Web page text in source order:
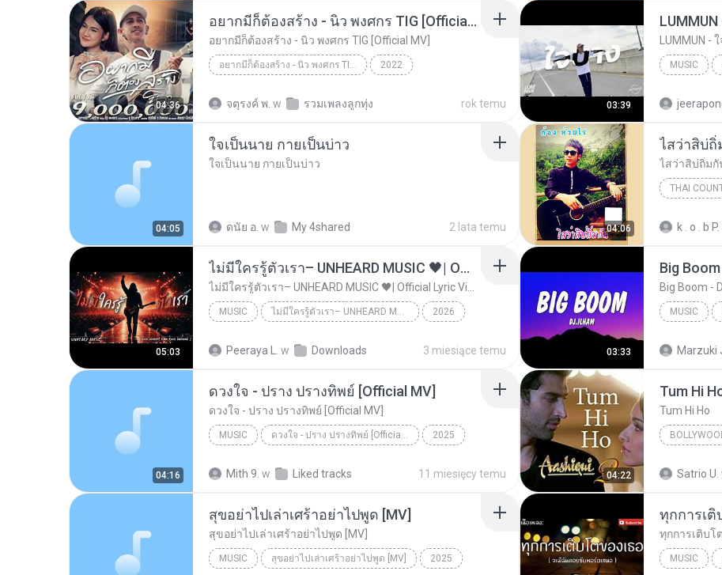
04:36
อยากมีก็ต้องสร้าง - นิว พงศกร TIG [Official MV]
อยากมีก็ต้องสร้าง - นิว พงศกร TIG [Official MV]
อยากมีก็ต้องสร้าง - นิว พงศกร TIG [OFFICIAL MV] 2022
จตุรงค์ พ. w รวมเพลงลูกทุ่ง rok temu 03:39
MUSIC
04:05
ใจเป็นนาย กายเป็นบ่าว
ใจเป็นนาย กายเป็นบ่าว
ดนัย อ. w My 4shared 2 lata temu 04:06
ไสว่าสิบ่
ไสว่าสิบ่ถิ่มกั
THAI
k . o . b P.
05:03
ไม่มีใครรู้ตัวเรา– UNHEARD MUSIC 🖤| Official Lyric Video | เพลงสู้ชีวิต
MUSIC ไม่มีใครรู้ตัวเรา– UNHEARD MUSIC 🖤| Official Lyric Video | เพลงสู้ชีวิต 2026
Peeraya L. w Downloads 3 miesiące temu 03:33
MUSIC
Marzuki
04:16
ดวงใจ - ปราง ปรางทิพย์ [Official MV]
ดวงใจ - ปราง ปรางทิพย์ [Official MV]
MUSIC ดวงใจ - ปราง ปรางทิพย์ [Official MV] 2025
Mith 9. w Liked tracks 11 miesięcy temu 04:22
Tum Hi
Tum Hi Ho
Satrio U.
สุขอย่าไปเล่าเศร้าอย่าไปพูด [MV]
สุขอย่าไปเล่าเศร้าอย่าไปพูด [MV]
MUSIC สุขอย่าไปเล่าเศร้าอย่าไปพูด [MV] 2025 MUSIC